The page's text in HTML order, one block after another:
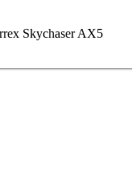
Skychaser AX5